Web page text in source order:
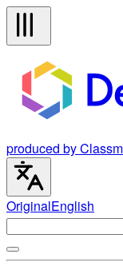
produced by
OriginalEnglish